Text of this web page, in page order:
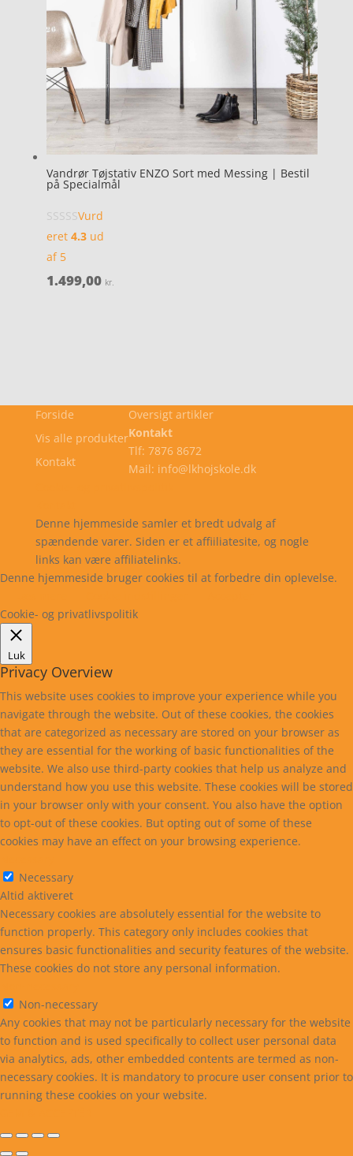
Vandrør Tøjstativ ENZO Sort med Messing | Bestil
på Specialmål
Vurd
eret 4.3ud
af 5
1.499,00 kr.
Forside
Vis alle produkter
Kontakt
Oversigt artikler
Kontakt
Tlf: 7876 8672
Mail: info@lkhojskole.dk
Denne hjemmeside samler et bredt udvalg af
spændende varer. Siden er et affiiliatesite, og nogle
links kan være affiliatelinks.
Denne hjemmeside bruger cookies til at forbedre din oplevelse.
Cookie- og privatlivspolitik
Luk
Privacy Overview
This website uses cookies to improve your experience while you
navigate through the website. Out of these cookies, the cookies
that are categorized as necessary are stored on your browser as
they are essential for the working of basic functionalities of the
website. We also use third-party cookies that help us analyze and
understand how you use this website. These cookies will be stored
in your browser only with your consent. You also have the option
to opt-out of these cookies. But opting out of some of these
cookies may have an effect on your browsing experience.
Necessary
Altid aktiveret
Necessary cookies are absolutely essential for the website to
function properly. This category only includes cookies that
ensures basic functionalities and security features of the website.
These cookies do not store any personal information.
Non-necessary
Any cookies that may not be particularly necessary for the website
to function and is used specifically to collect user personal data
via analytics, ads, other embedded contents are termed as non-
necessary cookies. It is mandatory to procure user consent prior to
running these cookies on your website.